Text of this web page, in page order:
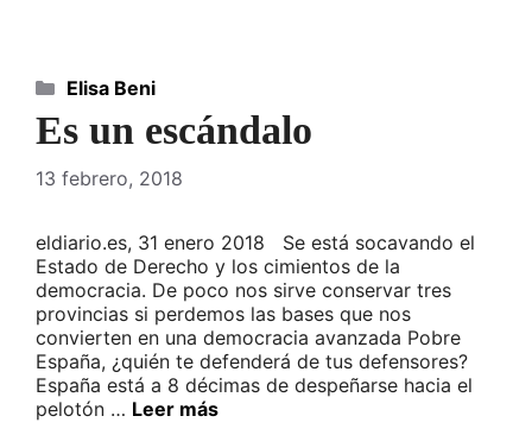
Es un escándalo
13 febrero, 2018
eldiario.es, 31 enero 2018 Se está socavando el
Estado de Derecho y los cimientos de la
democracia. De poco nos sirve conservar tres
provincias si perdemos las bases que nos
convierten en una democracia avanzada Pobre
España, ¿quién te defenderá de tus defensores?
España está a 8 décimas de despeñarse hacia el
pelotón … Leer más
Categorías
Elisa Beni